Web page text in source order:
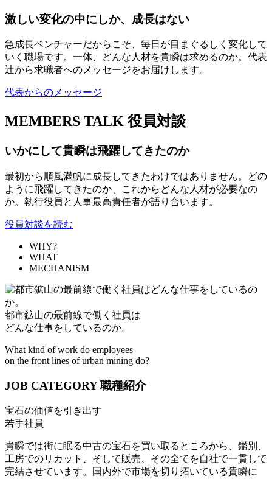
激しい変化の中にしか、成長はない
急成長ベンチャーだからこそ、毎日が目まぐるしく変化して
いく職場です。一体、どんな人材を貴瞬は求めるのか。代表
辻から求職者へのメッセージをお届けします。
代表からのメッセージ
MEMBERS TALK 役員対談
いかにして貴瞬は飛躍してきたのか
最初から順風満帆に成長してきたわけではありません。どの
ように飛躍してきたのか、これからどんな人材が必要なの
か。執行役員と人事最高責任者が語り合います。
役員対談を読む
WHY?
WHAT
MECHANISM
都市鉱山の最前線で働く社員は
どんな仕事をしているのか。
What kind of work do employees
on the front lines of urban mining do?
JOB CATEGORY 職種紹介
宝石の価値を引き出す
若手社員
貴瞬では街に眠る中古の宝石を買い取るところから、鑑別、
工房でのリカット、そして販売、その全てを自社で一貫して
完結させています。国内外で市場を切り拓いている貴瞬に